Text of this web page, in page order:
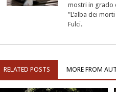
mostri in grado
"L’alba dei
Fulci.
RELATED POSTS MORE FROM